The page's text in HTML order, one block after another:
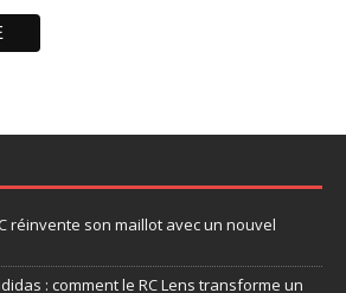
réinvente son maillot avec un nouvel
: comment le RC Lens transforme un